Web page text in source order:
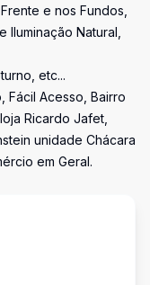
e nos Fundos,
Iluminação Natural,
etc...
Fácil Acesso, Bairro
Ricardo Jafet,
unidade Chácara
em Geral.